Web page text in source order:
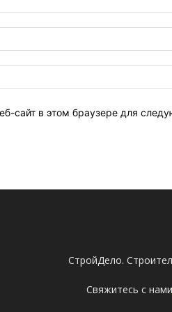
сайт в этом браузере для
СтройДело.
Свяжитесь с